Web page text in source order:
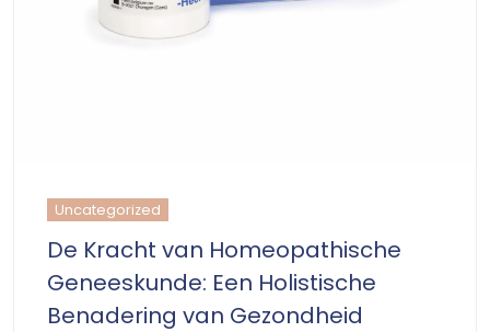
Uncategorized
De Kracht van Homeopathische
Geneeskunde: Een Holistische
Benadering van Gezondheid